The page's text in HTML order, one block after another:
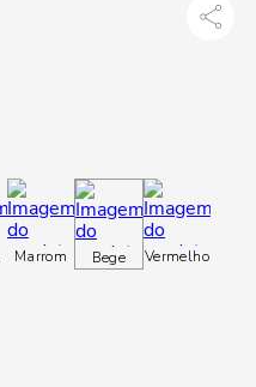
Marrom Bege Vermelho